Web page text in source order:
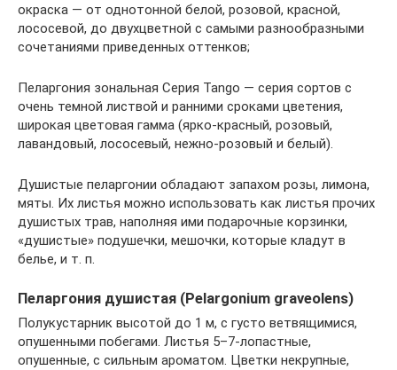
окраска — от однотонной белой, розовой, красной,
лососевой, до двухцветной с самыми разнообразными
сочетаниями приведенных оттенков;
Пеларгония зональная Серия Tango — серия сортов с
очень темной листвой и ранними сроками цветения,
широкая цветовая гамма (ярко-красный, розовый,
лавандовый, лососевый, нежно-розовый и белый).
Душистые пеларгонии обладают запахом розы, лимона,
мяты. Их листья можно использовать как листья прочих
душистых трав, наполняя ими подарочные корзинки,
«душистые» подушечки, мешочки, которые кладут в
белье, и т. п.
Пеларгония душистая (Pelargonium graveolens)
Полукустарник высотой до 1 м, с густо ветвящимися,
опушенными побегами. Листья 5–7-лопастные,
опушенные, с сильным ароматом. Цветки некрупные,